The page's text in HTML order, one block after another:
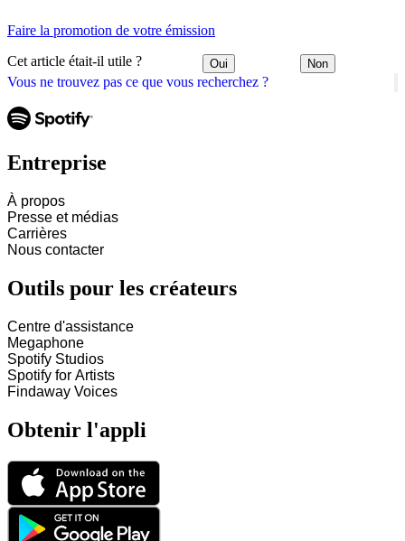
Vous ne trouvez pas ce que vous recherchez ?
Faire la promotion de votre émission
Cet article était-il utile ? Oui Non
Entreprise
À propos
Presse et médias
Carrières
Nous contacter
Outils pour les créateurs
Centre d'assistance
Megaphone
Spotify Studios
Spotify for Artists
Findaway Voices
Obtenir l'appli